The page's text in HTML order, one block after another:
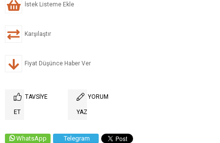
İstek Listeme Ekle
Karşılaştır
Fiyat Düşünce Haber Ver
TAVSIYE
ET
YORUM
YAZ
WhatsApp Telegram